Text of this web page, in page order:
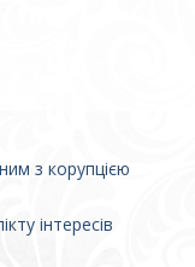
з корупцією
інтересів